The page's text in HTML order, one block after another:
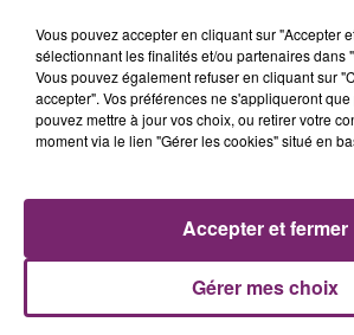
ACTUS RADIO
Plan du site Mentions
Vous pouvez accepter en cliquant sur "Accepter
sélectionnant les finalités et/ou partenaires dans
Vous pouvez également refuser en cliquant sur
accepter". Vos préférences ne s'appliqueront
pouvez mettre à jour vos choix, ou retirer votre
moment via le lien "Gérer les cookies" situé en
Gérer mes choix
Accepter et fermer